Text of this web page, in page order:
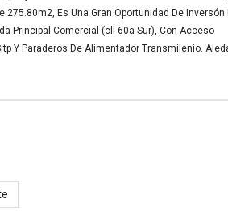
275.80m2, Es Una Gran Oportunidad De Inversón
Principal Comercial (cll 60a Sur), Con Acceso
Y Paraderos De Alimentador Transmilenio.